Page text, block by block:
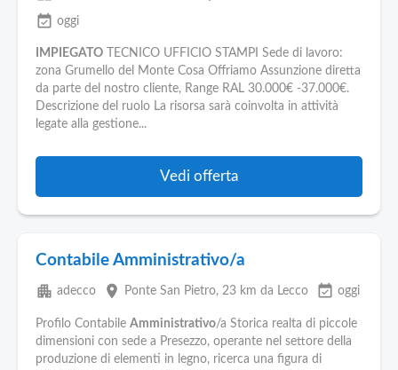
event_available oggi
IMPIEGATO TECNICO UFFICIO STAMPI Sede di lavoro:
zona Grumello del Monte Cosa Offriamo Assunzione diretta
da parte del nostro cliente, Range RAL 30.000€ -37.000€.
Descrizione del ruolo La risorsa sarà coinvolta in attività
legate alla gestione...
Vedi offerta
Contabile Amministrativo/a
apartment adecco place Ponte San Pietro, 23 km da Lecco event_available oggi
Profilo Contabile Amministrativo/a Storica realta di piccole
dimensioni con sede a Presezzo, operante nel settore della
produzione di elementi in legno, ricerca una figura di